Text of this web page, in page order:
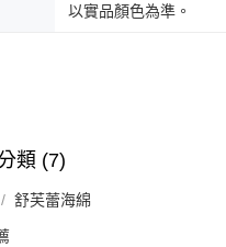
以實品顏色為準。
類 (7)
舒芙蕾海綿